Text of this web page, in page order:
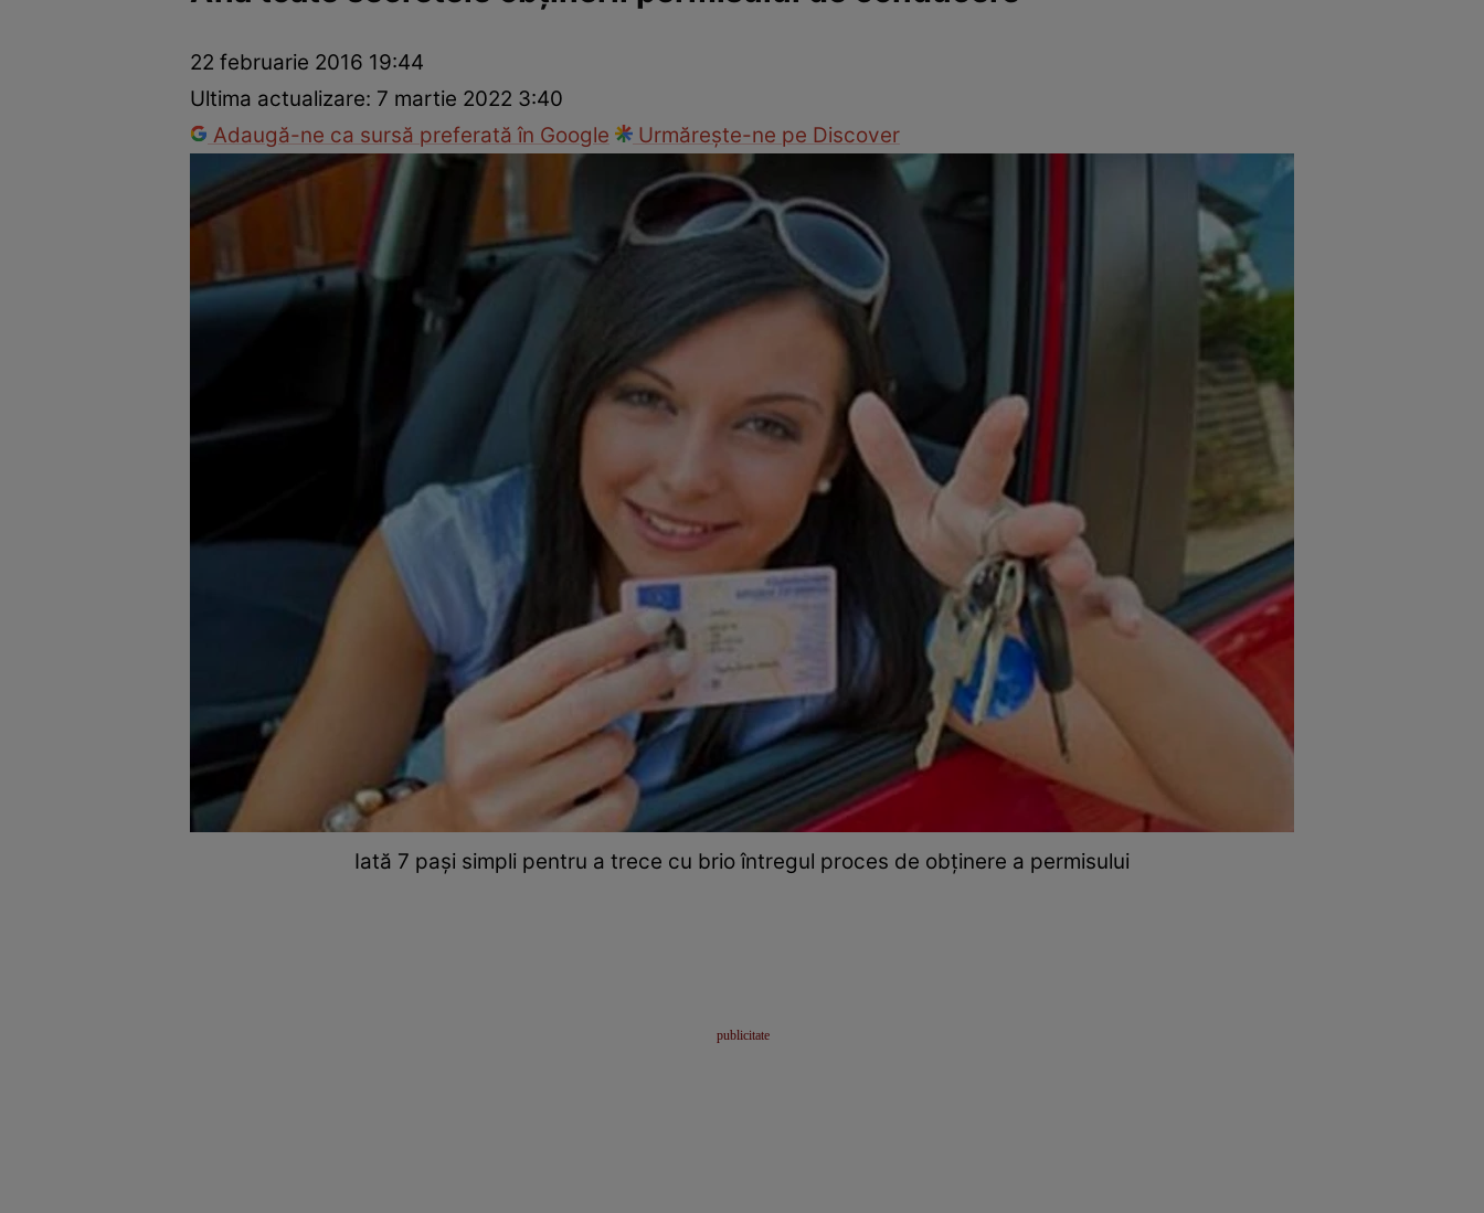
InternaționalFapt diversTehnologie
22 februarie 2016 19:44
Ultima actualizare: 7 martie 2022 3:40
Adaugă-ne ca sursă preferată în Google
Urmărește-ne pe Discover
Iată 7 paşi simpli pentru a trece cu brio întregul proces de obţinere a permisului